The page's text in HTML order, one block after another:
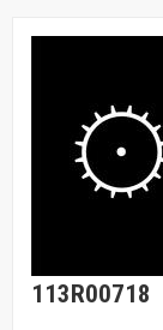
113R00718